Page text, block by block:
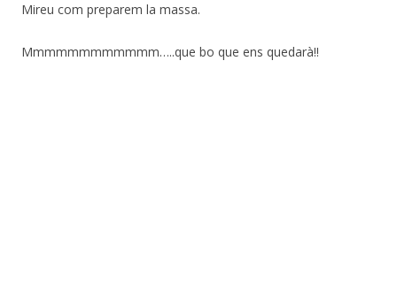
Mireu com preparem la massa.
Mmmmmmmmmmmm…..que bo que ens quedarà!!